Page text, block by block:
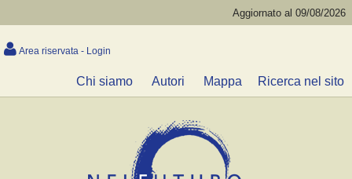
Aggiornato al 09/08/2026
Area riservata - Login
Chi siamo Autori Mappa Ricerca nel sito